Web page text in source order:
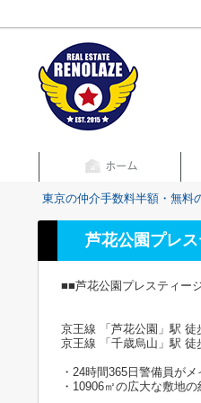
東京の仲介手数料半額・無料
芦花公園プレ
■■芦花公園プレスティー
京王線 「芦花公園」駅 徒
京王線 「千歳烏山」駅 徒
・24時間365日警備員が
・10906㎡の広大な敷地